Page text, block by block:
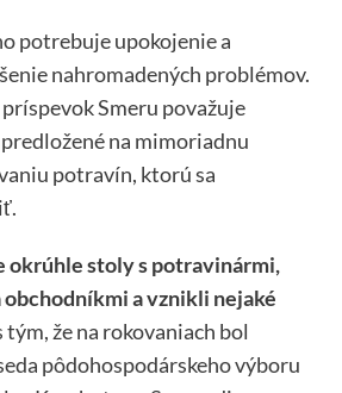
potrebuje upokojenie a
nahromadených problémov.
Smeru považuje
na mimoriadnu
potravín, ktorú sa
okrúhle stoly s potravinármi,
a vznikli nejaké
že na rokovaniach bol
pôdohospodárskeho výboru